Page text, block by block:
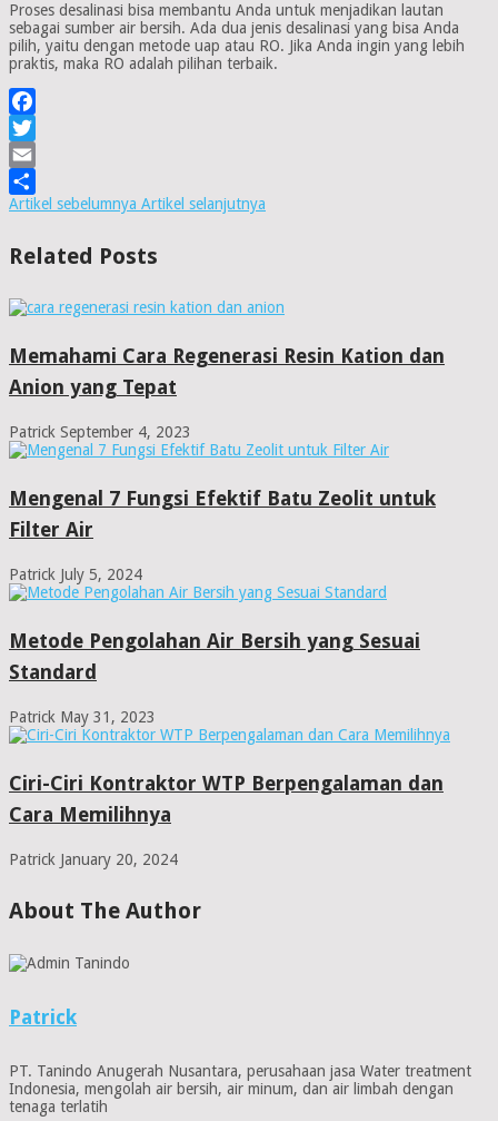
Proses desalinasi bisa membantu Anda untuk menjadikan lautan
sebagai sumber air bersih. Ada dua jenis desalinasi yang bisa Anda
pilih, yaitu dengan metode uap atau RO. Jika Anda ingin yang lebih
praktis, maka RO adalah pilihan terbaik.
Facebook
Twitter
Email
Share
Artikel sebelumnya Artikel selanjutnya
Related Posts
Memahami Cara Regenerasi Resin Kation dan
Anion yang Tepat
Patrick September 4, 2023
Mengenal 7 Fungsi Efektif Batu Zeolit untuk
Filter Air
Patrick July 5, 2024
Metode Pengolahan Air Bersih yang Sesuai
Standard
Patrick May 31, 2023
Ciri-Ciri Kontraktor WTP Berpengalaman dan
Cara Memilihnya
Patrick January 20, 2024
About The Author
Patrick
PT. Tanindo Anugerah Nusantara, perusahaan jasa Water treatment
Indonesia, mengolah air bersih, air minum, dan air limbah dengan
tenaga terlatih